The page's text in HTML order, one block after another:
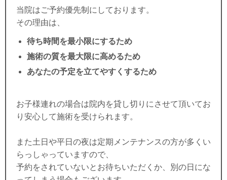
当院はご予約優先制にしております。
その理由は、
待ち時間を最小限にするため
施術の質を最大限に高めるため
あなたの予定を立てやすくするため
お子様連れの場合は院内を貸し切りにさせて頂いてお
り安心して施術を受けられます。
また土日や平日の夜は定期メンテナンスの方が多くい
らっしゃっていますので、
予約をされていないとお待ちいただくか、別の日にな